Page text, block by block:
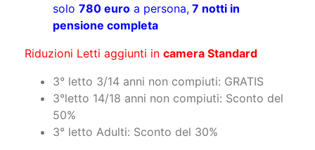
solo 780 euro a persona, 7 notti in
pensione completa
Riduzioni Letti aggiunti in camera Standard
3° letto 3/14 anni non compiuti: GRATIS
3°letto 14/18 anni non compiuti: Sconto del
50%
3° letto Adulti: Sconto del 30%